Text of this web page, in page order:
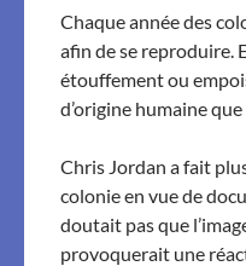
Chaque année des
afin de se reproduire.
étouffement ou
d’origine humaine
Chris Jordan a fait
colonie en vue de
doutait pas que
provoquerait une